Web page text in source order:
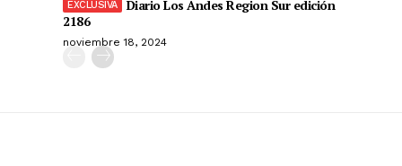
Diario Los Andes Region Sur edición
2186
noviembre 18, 2024